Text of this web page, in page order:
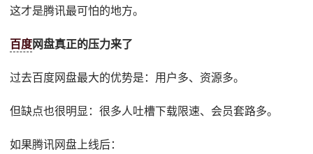
这才是腾讯最可怕的地方。
百度网盘真正的压力来了
过去百度网盘最大的优势是：用户多、资源多。
但缺点也很明显：很多人吐槽下载限速、会员套路多。
如果腾讯网盘上线后：